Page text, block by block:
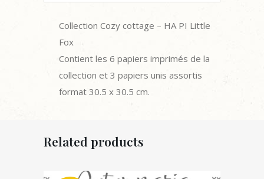
Collection Cozy cottage – HA PI Little
Fox
Contient les 6 papiers imprimés de la
collection et 3 papiers unis assortis
format 30.5 x 30.5 cm.
Related products